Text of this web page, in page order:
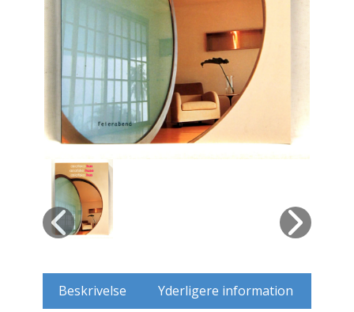
Håndarbejde
Håndværk
Historie
Hobby
Hus / Have
Husdyr
Beskrivelse Yderligere information